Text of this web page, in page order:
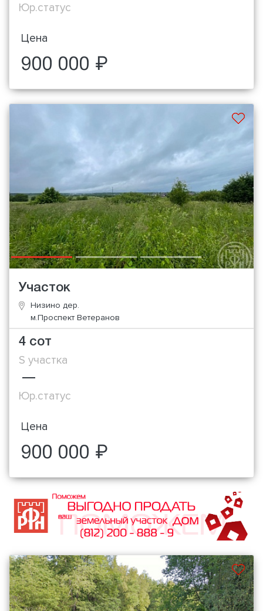
Юр.статус
Цена
900 000 ₽
Участок
Низино дер.
м.Проспект Ветеранов
4 сот
S участка
—
Юр.статус
Цена
900 000 ₽